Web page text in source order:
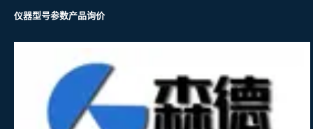
仪器型号参数产品询价